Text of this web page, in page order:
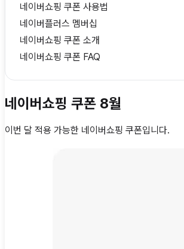
네이버쇼핑 쿠폰 사용법
네이버플러스 멤버십
네이버쇼핑 쿠폰 소개
네이버쇼핑 쿠폰 FAQ
네이버쇼핑 쿠폰 8월
이번 달 적용 가능한 네이버쇼핑 쿠폰입니다.